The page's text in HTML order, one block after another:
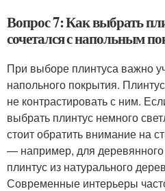
Вопрос 7: Как выбрать
сочетался с напольным
При выборе плинтуса важно
напольного покрытия.
не контрастировать с ним.
выбрать плинтус немного
стоит обратить внимание на
— например, для
плинтус из натурального
Современные интерьеры